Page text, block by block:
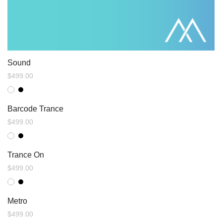
Sound
$499.00
Barcode Trance
$499.00
Trance On
$499.00
Metro
$499.00